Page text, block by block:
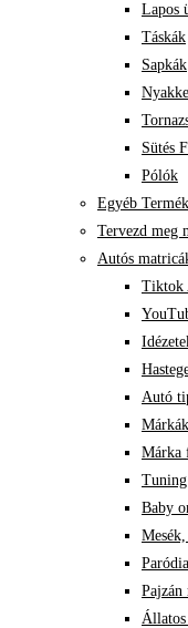
Lapos
Táskák
Sapkák
Sütés
Pólók
Egyéb Termék
Tervezd meg
Autós
Tiktok
Autó
Márkák
Márka
Baby
Pajzán